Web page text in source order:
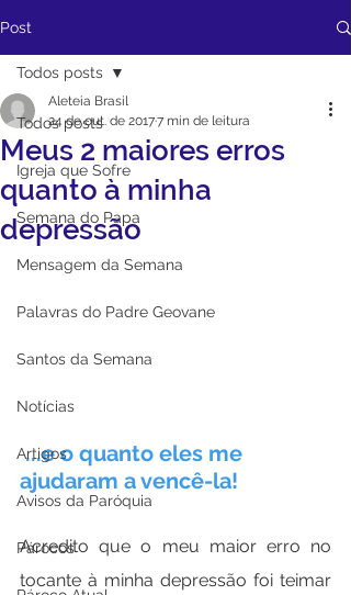
Post
Todos posts
Igreja que Sofre
Semana do Papa
Mensagem da Semana
Palavras do Padre Geovane
Santos da Semana
Notícias
Artigos
Avisos da Paróquia
Párocos
Todos posts
Meus 2 maiores erros
quanto à minha
depressão
Aleteia Brasil
24 de out. de 20177 min de leitura
...e o quanto eles me
ajudaram a vencê-la!
Acredito que o meu maior erro no
tocante à minha depressão foi teimar